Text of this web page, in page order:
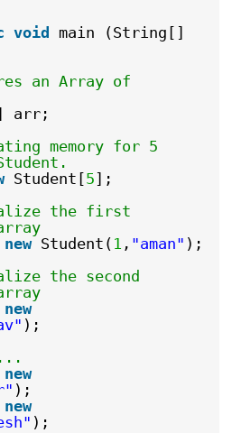
void
main (String[]
an Array of
arr;
memory for 5
Student[5];
the first
new Student( 1 , "aman" );
the second
new
);
new
);
new
);